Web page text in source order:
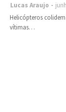
Lucas Araujo
Helicópteros
vítimas…